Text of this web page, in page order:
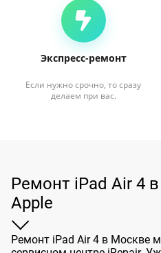
Экспресс-ремонт
Если нужно срочно, то сразу
делаем при вас.
Ремонт iPad Air 4
Apple
Ремонт iPad Air 4 в Москве